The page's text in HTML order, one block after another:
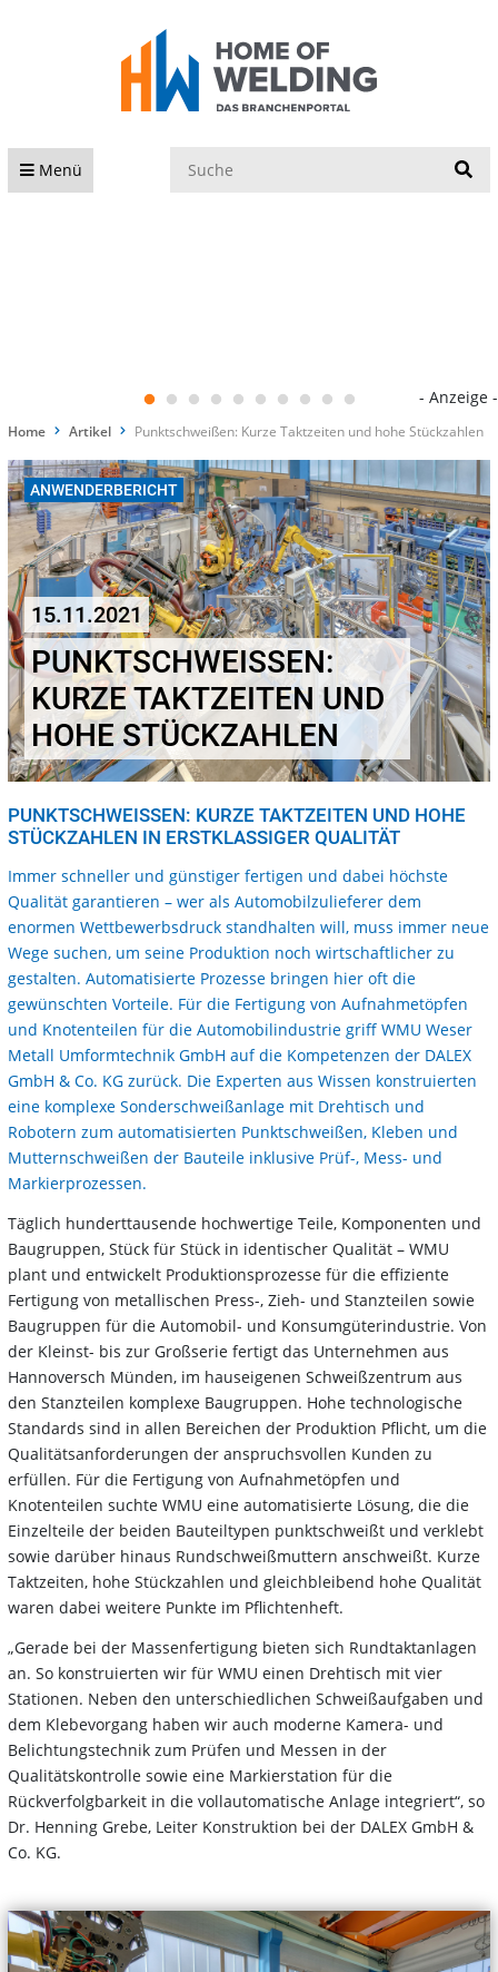
Menü
- Anzeige -
Home Artikel Punktschweißen: Kurze Taktzeiten und hohe Stückzahlen
ANWENDERBERICHT
15.11.2021
PUNKTSCHWEISSEN: K
URZE TAKTZEITEN UND H
OHE STÜCKZAHLEN
PUNKTSCHWEISSEN: KURZE TAKTZEITEN UND HOHE S
TÜCKZAHLEN IN ERSTKLASSIGER QUALITÄT
Immer schneller und günstiger fertigen und dabei höchste
Qualität garantieren – wer als Automobilzulieferer dem
enormen Wettbewerbsdruck standhalten will, muss immer neue
Wege suchen, um seine Produktion noch wirtschaftlicher zu
gestalten. Automatisierte Prozesse bringen hier oft die
gewünschten Vorteile. Für die Fertigung von Aufnahmetöpfen
und Knotenteilen für die Automobilindustrie griff WMU Weser
Metall Umformtechnik GmbH auf die Kompetenzen der DALEX
GmbH & Co. KG zurück. Die Experten aus Wissen konstruierten
eine komplexe Sonderschweißanlage mit Drehtisch und
Robotern zum automatisierten Punktschweißen, Kleben und
Mutternschweißen der Bauteile inklusive Prüf-, Mess- und
Markierprozessen.
Täglich hunderttausende hochwertige Teile, Komponenten und
Baugruppen, Stück für Stück in identischer Qualität – WMU
plant und entwickelt Produktionsprozesse für die effiziente
Fertigung von metallischen Press-, Zieh- und Stanzteilen sowie
Baugruppen für die Automobil- und Konsumgüterindustrie. Von
der Kleinst- bis zur Großserie fertigt das Unternehmen aus
Hannoversch Münden, im hauseigenen Schweißzentrum aus
den Stanzteilen komplexe Baugruppen. Hohe technologische
Standards sind in allen Bereichen der Produktion Pflicht, um die
Qualitätsanforderungen der anspruchsvollen Kunden zu
erfüllen. Für die Fertigung von Aufnahmetöpfen und
Knotenteilen suchte WMU eine automatisierte Lösung, die die
Einzelteile der beiden Bauteiltypen punktschweißt und verklebt
sowie darüber hinaus Rundschweißmuttern anschweißt. Kurze
Taktzeiten, hohe Stückzahlen und gleichbleibend hohe Qualität
waren dabei weitere Punkte im Pflichtenheft.
„Gerade bei der Massenfertigung bieten sich Rundtaktanlagen
an. So konstruierten wir für WMU einen Drehtisch mit vier
Stationen. Neben den unterschiedlichen Schweißaufgaben und
dem Klebevorgang haben wir auch moderne Kamera- und
Belichtungstechnik zum Prüfen und Messen in der
Qualitätskontrolle sowie eine Markierstation für die
Rückverfolgbarkeit in die vollautomatische Anlage integriert“, so
Dr. Henning Grebe, Leiter Konstruktion bei der DALEX GmbH &
Co. KG.